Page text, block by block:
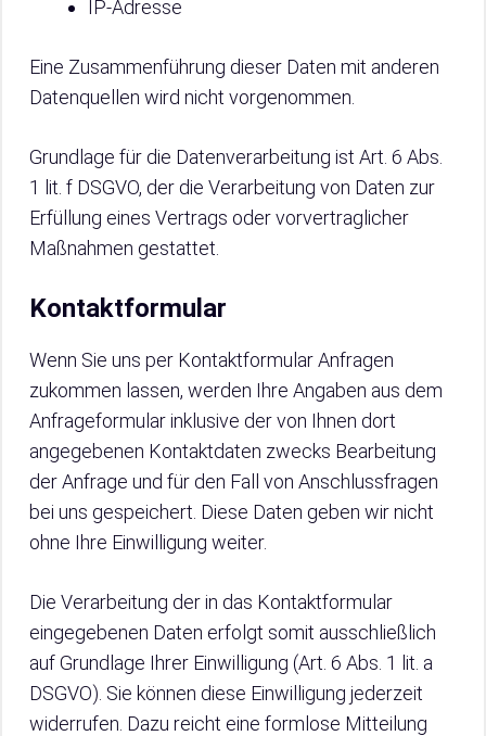
IP-Adresse
Eine Zusammenführung dieser Daten mit anderen
Datenquellen wird nicht vorgenommen.
Grundlage für die Datenverarbeitung ist Art. 6 Abs.
1 lit. f DSGVO, der die Verarbeitung von Daten zur
Erfüllung eines Vertrags oder vorvertraglicher
Maßnahmen gestattet.
Kontaktformular
Wenn Sie uns per Kontaktformular Anfragen
zukommen lassen, werden Ihre Angaben aus dem
Anfrageformular inklusive der von Ihnen dort
angegebenen Kontaktdaten zwecks Bearbeitung
der Anfrage und für den Fall von Anschlussfragen
bei uns gespeichert. Diese Daten geben wir nicht
ohne Ihre Einwilligung weiter.
Die Verarbeitung der in das Kontaktformular
eingegebenen Daten erfolgt somit ausschließlich
auf Grundlage Ihrer Einwilligung (Art. 6 Abs. 1 lit. a
DSGVO). Sie können diese Einwilligung jederzeit
widerrufen. Dazu reicht eine formlose Mitteilung